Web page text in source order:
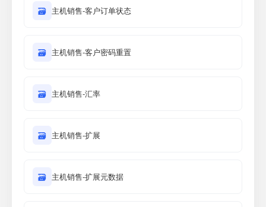
🗃 主机销售-客户订单状态
🗃 主机销售-客户密码重置
🗃 主机销售-汇率
🗃 主机销售-扩展
🗃 主机销售-扩展元数据